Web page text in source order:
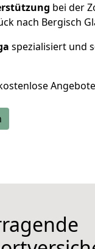
bei der
nach Bergisch
spezialisiert und
Angebote